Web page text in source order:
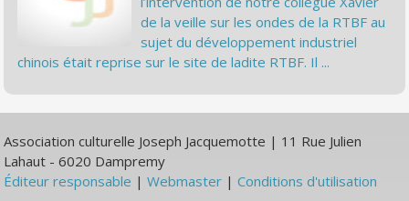
de la veille sur les ondes de la RTBF au
sujet du développement industriel
chinois était reprise sur le site de ladite RTBF. Il ...
Association culturelle Joseph Jacquemotte | 11 Rue Julien
Lahaut - 6020 Dampremy
Éditeur responsable |Webmaster |Conditions d'utilisation